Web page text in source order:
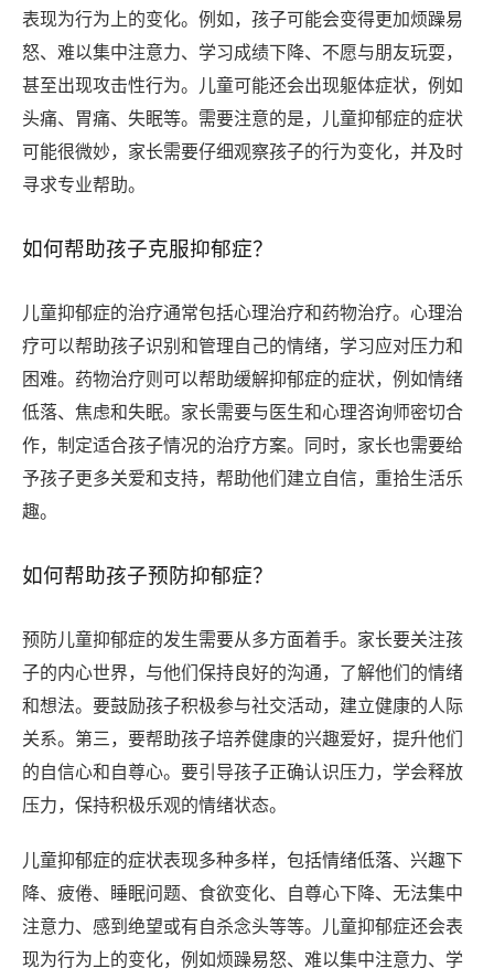
表现为行为上的变化。例如，孩子可能会变得更加烦躁易
怒、难以集中注意力、学习成绩下降、不愿与朋友玩耍，
甚至出现攻击性行为。儿童可能还会出现躯体症状，例如
头痛、胃痛、失眠等。需要注意的是，儿童抑郁症的症状
可能很微妙，家长需要仔细观察孩子的行为变化，并及时
寻求专业帮助。
如何帮助孩子克服抑郁症？
儿童抑郁症的治疗通常包括心理治疗和药物治疗。心理治
疗可以帮助孩子识别和管理自己的情绪，学习应对压力和
困难。药物治疗则可以帮助缓解抑郁症的症状，例如情绪
低落、焦虑和失眠。家长需要与医生和心理咨询师密切合
作，制定适合孩子情况的治疗方案。同时，家长也需要给
予孩子更多关爱和支持，帮助他们建立自信，重拾生活乐
趣。
如何帮助孩子预防抑郁症？
预防儿童抑郁症的发生需要从多方面着手。家长要关注孩
子的内心世界，与他们保持良好的沟通，了解他们的情绪
和想法。要鼓励孩子积极参与社交活动，建立健康的人际
关系。第三，要帮助孩子培养健康的兴趣爱好，提升他们
的自信心和自尊心。要引导孩子正确认识压力，学会释放
压力，保持积极乐观的情绪状态。
儿童抑郁症的症状表现多种多样，包括情绪低落、兴趣下
降、疲倦、睡眠问题、食欲变化、自尊心下降、无法集中
注意力、感到绝望或有自杀念头等等。儿童抑郁症还会表
现为行为上的变化，例如烦躁易怒、难以集中注意力、学